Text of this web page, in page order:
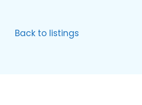
Back to listings